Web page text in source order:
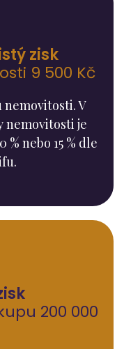
zisk
9 500 Kč
nemovitosti. V
nemovitosti je
nebo 15 % dle
200 000